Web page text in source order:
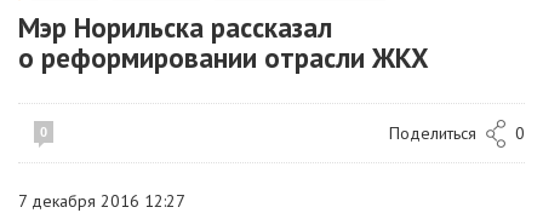
Мэр Норильска рассказал
о реформировании отрасли ЖКХ
0 Поделиться 0
7 декабря 2016 12:27